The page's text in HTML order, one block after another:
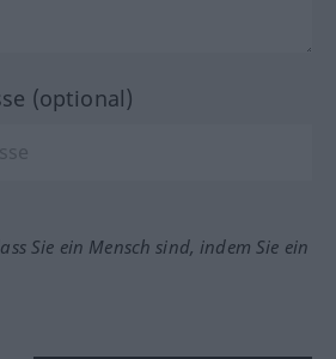
(optional)
Sie ein Mensch sind, indem Sie ein